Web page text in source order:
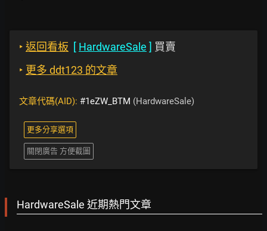
‣ 返回看板 [ HardwareSale ] 買賣
‣ 更多 ddt123 的文章
文章代碼(AID): #1eZW_BTM (HardwareSale)
更多分享選項
關閉廣告 方便截圖
HardwareSale 近期熱門文章